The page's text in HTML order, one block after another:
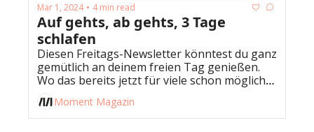
Mar 1, 2024 • 4 min read
Auf gehts, ab gehts, 3 Tage
schlafen
Diesen Freitags-Newsletter könntest du ganz
gemütlich an deinem freien Tag genießen.
Wo das bereits jetzt für viele schon möglich
Moment Magazin